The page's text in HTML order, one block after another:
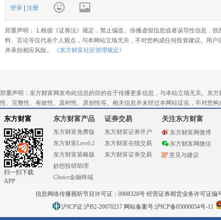
登录 | 注册
郑重声明： 1.根据《证券法》规定，禁止编造、传播虚假信息或者误导性信息，
料、言论等仅代表个人观点，与本网站立场无关，不对您构成任何投资建议。用
并承担相应风险。
《东方财富社区管理规定》
郑重声明：东方财富网发布此信息的目的在于传播更多信息，与本站立场无关。东
性、完整性、有效性、及时性、原创性等。相关信息并未经过本网站证实，不对您
东方财富
扫一扫下载
APP
东方财富产品
东方财富免费版
东方财富Level-2
东方财富策略版
妙想投研助理
Choice金融终端
证券交易
东方财富证券开户
东方财富在线交易
东方财富证券交易
关注东方财富
东方财富网微博
东方财富网微信
意见与建议
信息网络传播视听节目许可证：0908328号 经营证券期货业务许可证编
沪ICP证:沪B2-20070217 网站备案号:沪ICP备05006054号-11